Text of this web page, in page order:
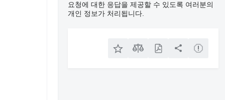
요청에 대한 응답을 제공할 수 있도록 여러분의
개인 정보가 처리됩니다.